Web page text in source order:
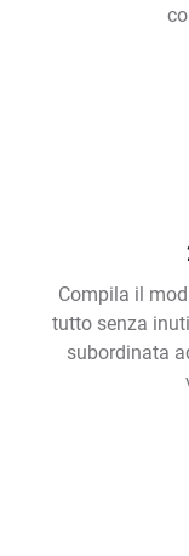
Compila il
tutto senza
subordinata